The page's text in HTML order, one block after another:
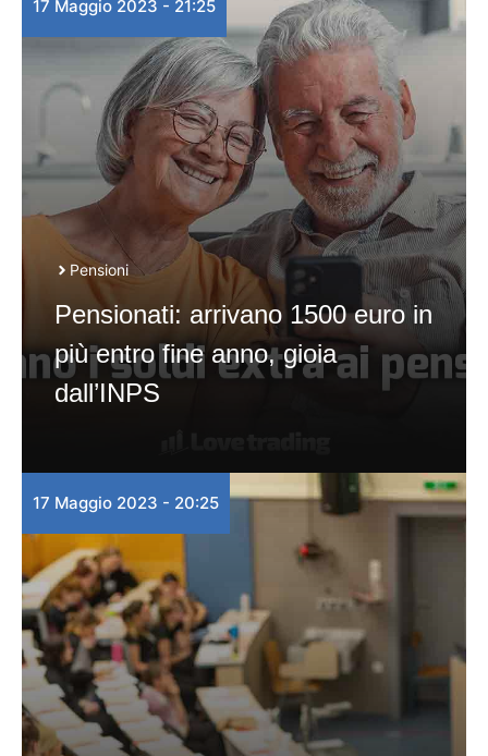
17 Maggio 2023 - 21:25
Pensioni
Pensionati: arrivano 1500 euro in
più entro fine anno, gioia
dall’INPS
17 Maggio 2023 - 20:25